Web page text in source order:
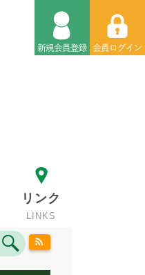
リンク
LINKS